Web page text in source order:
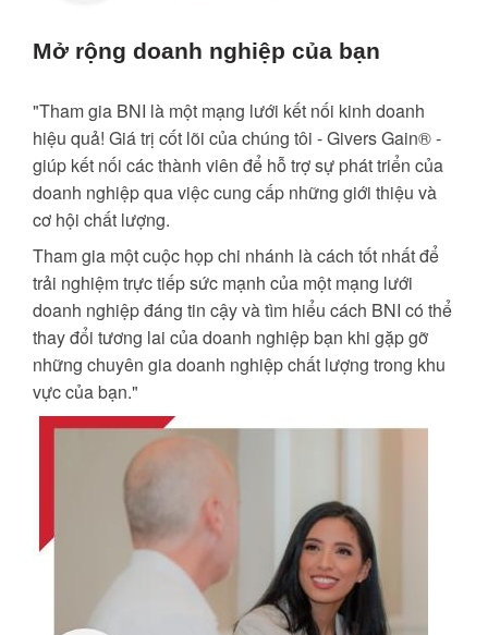
Mở rộng doanh nghiệp của bạn
"Tham gia BNI là một mạng lưới kết nối kinh doanh
hiệu quả! Giá trị cốt lõi của chúng tôi - Givers Gain® -
giúp kết nối các thành viên để hỗ trợ sự phát triển của
doanh nghiệp qua việc cung cấp những giới thiệu và
cơ hội chất lượng.
Tham gia một cuộc họp chi nhánh là cách tốt nhất để
trải nghiệm trực tiếp sức mạnh của một mạng lưới
doanh nghiệp đáng tin cậy và tìm hiểu cách BNI có thể
thay đổi tương lai của doanh nghiệp bạn khi gặp gỡ
những chuyên gia doanh nghiệp chất lượng trong khu
vực của bạn."